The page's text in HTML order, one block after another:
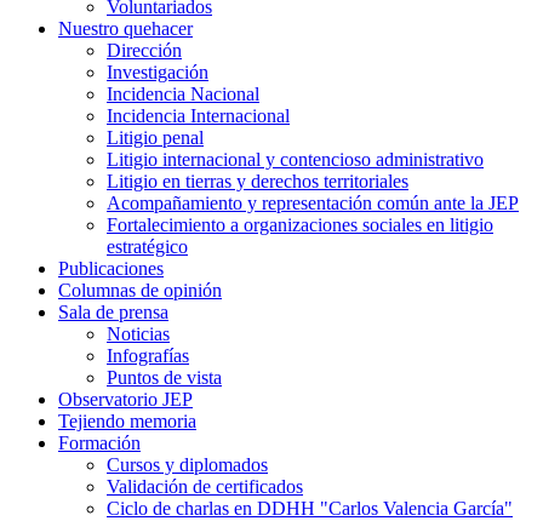
Voluntariados
Nuestro quehacer
Dirección
Investigación
Incidencia Nacional
Incidencia Internacional
Litigio penal
Litigio internacional y contencioso administrativo
Litigio en tierras y derechos territoriales
Acompañamiento y representación común ante la JEP
Fortalecimiento a organizaciones sociales en litigio
estratégico
Publicaciones
Columnas de opinión
Sala de prensa
Noticias
Infografías
Puntos de vista
Observatorio JEP
Tejiendo memoria
Formación
Cursos y diplomados
Validación de certificados
Ciclo de charlas en DDHH "Carlos Valencia García"